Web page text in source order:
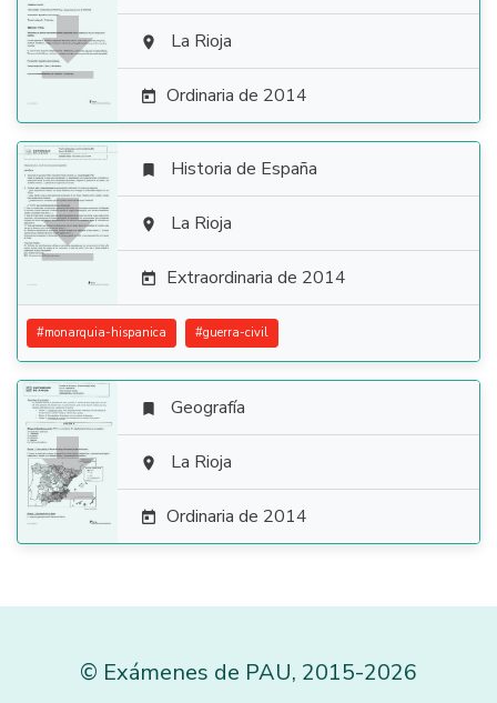
  La Rioja
 Ordinaria de 2014

 Historia de España
 La Rioja
 Extraordinaria de 2014
#monarquia-hispanica #guerra-civil

 Geografía
 La Rioja
 Ordinaria de 2014
© Exámenes de PAU, 2015-2026